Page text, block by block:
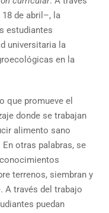
de abril–, la
estudiantes
universitaria la
en la
que promueve el
donde se trabajan
alimento sano
otras palabras, se
terrenos, siembran y
A través del trabajo
puedan